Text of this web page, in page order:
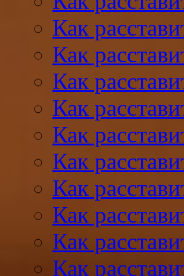
Как
Как
Как
Как
Как
Как
Как
Как
Как
Как